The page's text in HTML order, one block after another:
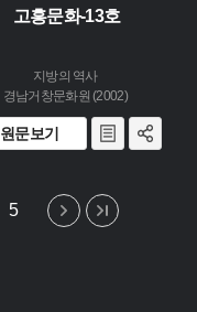
고흥문화-13호
지방의 역사
경남거창문화원 (2002)
원문보기
5